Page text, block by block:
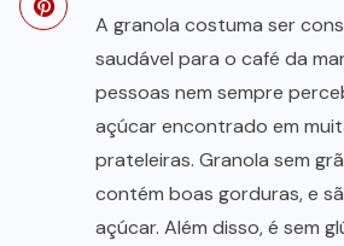
A granola costuma ser
saudável para o café da
pessoas nem sempre
açúcar encontrado em
prateleiras. Granola sem
contém boas gorduras, e
açúcar. Além disso, é sem